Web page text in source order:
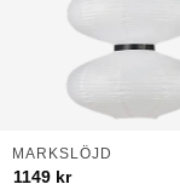
MARKSLÖJD
1149 kr